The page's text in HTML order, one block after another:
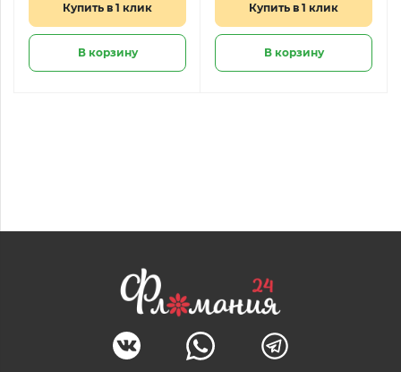
Купить в 1 клик
В корзину
Купить в 1 клик
В корзину